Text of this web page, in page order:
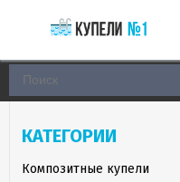
КАТЕГОРИИ
Композитные купели